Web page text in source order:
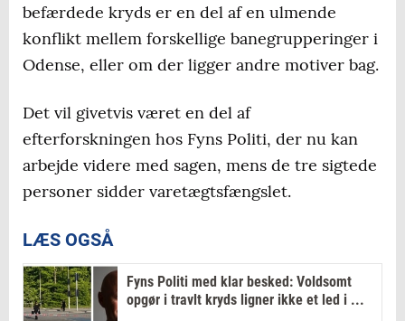
befærdede kryds er en del af en ulmende
konflikt mellem forskellige banegrupperinger i
Odense, eller om der ligger andre motiver bag.
Det vil givetvis været en del af
efterforskningen hos Fyns Politi, der nu kan
arbejde videre med sagen, mens de tre sigtede
personer sidder varetægtsfængslet.
LÆS OGSÅ
Fyns Politi med klar besked: Voldsomt
opgør i travlt kryds ligner ikke et led i ...